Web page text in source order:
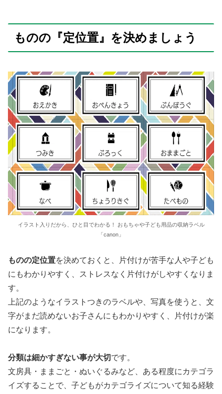
ものの『定位置』を決めましょう
イラスト入りだから、ひと目でわかる！ おもちゃや子ども用品の収納ラベル
「canon」
ものの定位置を決めておくと、片付けが苦手な人や子ども
にもわかりやすく、ストレスなく片付けがしやすくなりま
す。
上記のようなイラストつきのラベルや、写真を使うと、文
字がまだ読めないお子さんにもわかりやすく、片付けが楽
になります。
分類は細かすぎない事が大切 です。
文房具・ままごと・ぬいぐるみなど、ある程度にカテゴラ
イズすることで、子どもがカテゴライズについて知る経験